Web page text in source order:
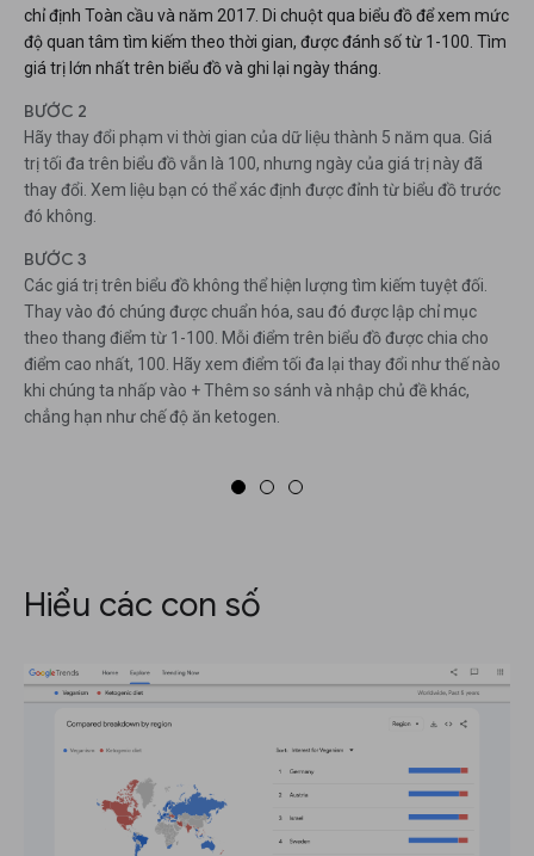
chỉ định Toàn cầu và năm 2017. Di chuột qua biểu đồ để xem mức
độ quan tâm tìm kiếm theo thời gian, được đánh số từ 1-100. Tìm
giá trị lớn nhất trên biểu đồ và ghi lại ngày tháng.
BƯỚC 2
Hãy thay đổi phạm vi thời gian của dữ liệu thành 5 năm qua. Giá
trị tối đa trên biểu đồ vẫn là 100, nhưng ngày của giá trị này đã
thay đổi. Xem liệu bạn có thể xác định được đỉnh từ biểu đồ trước
đó không.
BƯỚC 3
Các giá trị trên biểu đồ không thể hiện lượng tìm kiếm tuyệt đối.
Thay vào đó chúng được chuẩn hóa, sau đó được lập chỉ mục
theo thang điểm từ 1-100. Mỗi điểm trên biểu đồ được chia cho
điểm cao nhất, 100. Hãy xem điểm tối đa lại thay đổi như thế nào
khi chúng ta nhấp vào + Thêm so sánh và nhập chủ đề khác,
chẳng hạn như chế độ ăn ketogen.
Hiểu các con số